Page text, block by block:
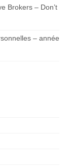
Brokers – Don’t
– année